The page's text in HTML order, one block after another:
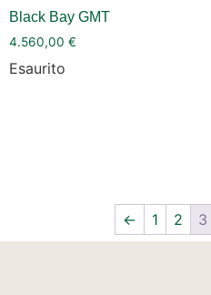
Black Bay GMT
4.560,00 €
Esaurito
← 1 2 3